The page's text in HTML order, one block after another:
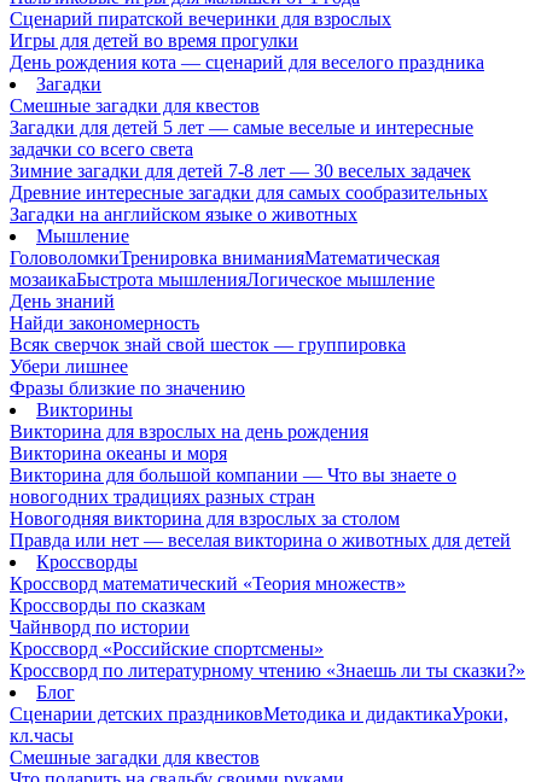
Сценарий пиратской вечеринки для взрослых
Игры для детей во время прогулки
День рождения кота — сценарий для веселого праздника
Загадки
Смешные загадки для квестов
Загадки для детей 5 лет — самые веселые и интересные
задачки со всего света
Зимние загадки для детей 7-8 лет — 30 веселых задачек
Древние интересные загадки для самых сообразительных
Загадки на английском языке о животных
Мышление
ГоловоломкиТренировка вниманияМатематическая
мозаикаБыстрота мышленияЛогическое мышление
День знаний
Найди закономерность
Всяк сверчок знай свой шесток — группировка
Убери лишнее
Фразы близкие по значению
Викторины
Викторина для взрослых на день рождения
Викторина океаны и моря
Викторина для большой компании — Что вы знаете о
новогодних традициях разных стран
Новогодняя викторина для взрослых за столом
Правда или нет — веселая викторина о животных для детей
Кроссворды
Кроссворд математический «Теория множеств»
Кроссворды по сказкам
Чайнворд по истории
Кроссворд «Российские спортсмены»
Кроссворд по литературному чтению «Знаешь ли ты сказки?»
Блог
Сценарии детских праздниковМетодика и дидактикаУроки,
кл.часы
Смешные загадки для квестов